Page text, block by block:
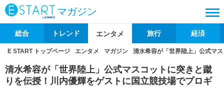
マガジン
総合 トレンド エンタメ 旅行 経済
E START トップページ エンタメ マガジン 清水希容が「世界陸上」公式マ
清水希容が「世界陸上」公式マスコットに突きと蹴
りを伝授！川内優輝をゲストに国立競技場でプロギ